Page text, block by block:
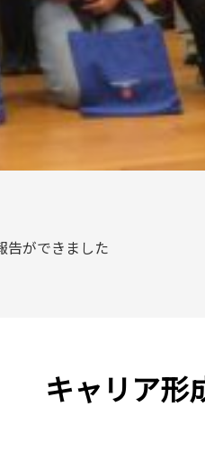
告ができました
キャリア形